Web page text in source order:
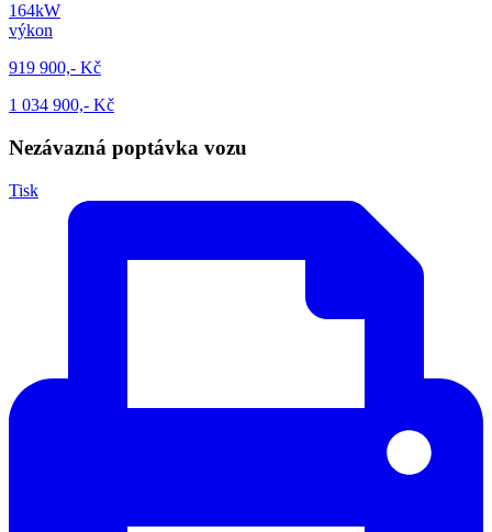
164kW
výkon
919 900,- Kč
1 034 900,- Kč
Nezávazná poptávka vozu
Tisk